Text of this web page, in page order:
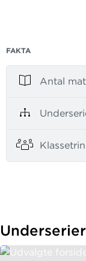
MULTI
elevbøgerne
På
vidensmål de
Se alle vores
FAKTA
Antal
Klassetrin
Underserier